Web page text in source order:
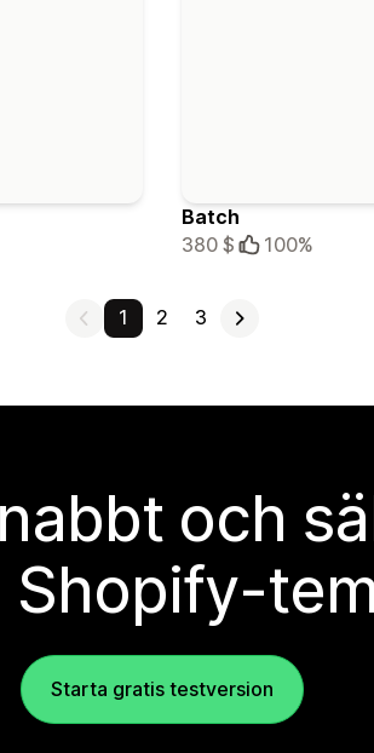
Batch
380 $
100%
1 2 3
och
Shopify-
Starta gratis testversion